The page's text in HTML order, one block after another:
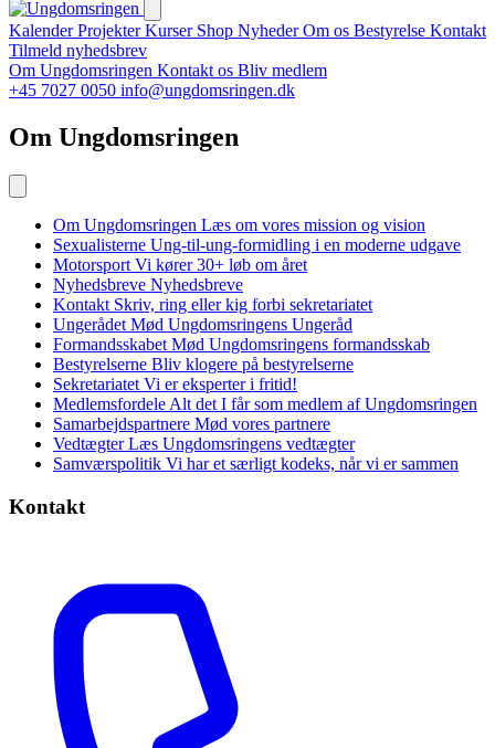
KalenderProjekterKurser Shop NyhederOm os Bestyrelse Kontakt
Tilmeld nyhedsbrev
Om Ungdomsringen Kontakt os Bliv medlem
+45 7027 0050 info@ungdomsringen.dk
Om Ungdomsringen
Om Ungdomsringen Læs om vores mission og vision
Sexualisterne Ung-til-ung-formidling i en moderne udgave
Motorsport Vi kører 30+ løb om året
Nyhedsbreve Nyhedsbreve
Kontakt Skriv, ring eller kig forbi sekretariatet
Ungerådet Mød Ungdomsringens Ungeråd
Formandsskabet Mød Ungdomsringens formandsskab
Bestyrelserne Bliv klogere på bestyrelserne
Sekretariatet Vi er eksperter i fritid!
Medlemsfordele Alt det I får som medlem af Ungdomsringen
Samarbejdspartnere Mød vores partnere
VedtægterLæs Ungdomsringens vedtægter
Samværspolitik Vi har et særligt kodeks, når vi er sammen
Kontakt